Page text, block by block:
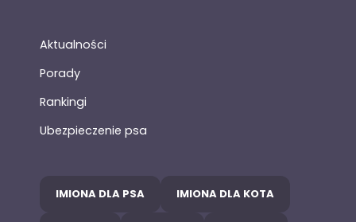
Aktualności
Porady
Rankingi
Ubezpieczenie psa
IMIONA DLA PSA IMIONA DLA KOTA